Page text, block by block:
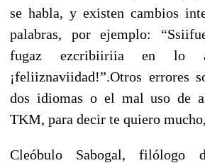
se habla, y existen cambios
palabras, por ejemplo:
fugaz ezcribiiriia en lo
¡feliiznaviidad!”.Otros errores
dos idiomas o el mal uso de
TKM, para decir te quiero
Cleóbulo Sabogal, filólogo